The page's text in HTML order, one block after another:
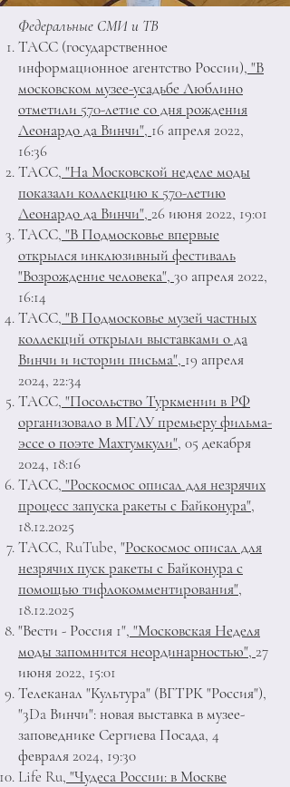
Федеральные СМИ и ТВ
ТАСС (государственное
информационное агентство России), "В
московском музее-усадьбе Люблино
отметили 570-летие со дня рождения
Леонардо да Винчи", 16 апреля 2022,
16:36
ТАСС, "На Московской неделе моды
показали коллекцию к 570-летию
Леонардо да Винчи", 26 июня 2022, 19:01
ТАСС, "В Подмосковье впервые
открылся инклюзивный фестиваль
"Возрождение человека", 30 апреля 2022,
16:14
ТАСС, "В Подмосковье музей частных
коллекций открыли выставками о да
Винчи и истории письма", 19 апреля
2024, 22:34
ТАСС, "Посольство Туркмении в РФ
организовало в МГЛУ премьеру фильма-
эссе о поэте Махтумкули", 05 декабря
2024, 18:16
ТАСС, "Роскосмос описал для незрячих
процесс запуска ракеты с Байконура",
18.12.2025
ТАСС, RuTube, "Роскосмос описал для
незрячих пуск ракеты с Байконура с
помощью тифлокомментирования",
18.12.2025
"Вести - Россия 1", "Московская Неделя
моды запомнится неординарностью", 27
июня 2022, 15:01
Телеканал "Культура" (ВГТРК "Россия"),
"3Da Винчи": новая выставка в музее-
заповеднике Сергиева Посада, 4
февраля 2024, 19:30
Life Ru, "Чудеса России: в Москве